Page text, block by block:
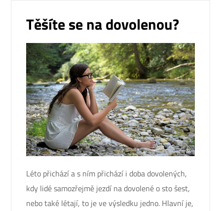
Těšíte se na dovolenou?
Léto přichází a s ním přichází i doba dovolených,
kdy lidé samozřejmě jezdí na dovolené o sto šest,
nebo také létají, to je ve výsledku jedno. Hlavní je,